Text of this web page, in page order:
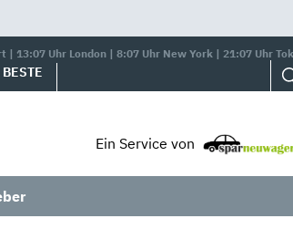
| 13:07 Uhr London | 8:07 Uhr New York | 21:07 Uhr
Ein Service von